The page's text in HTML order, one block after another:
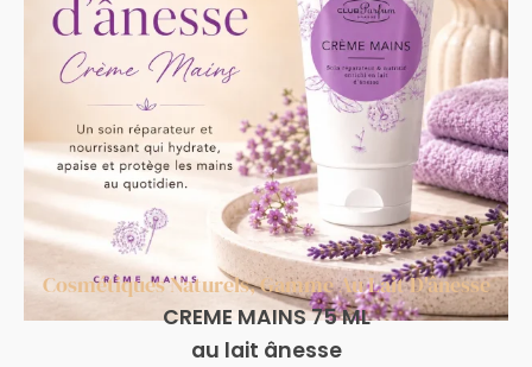
Cosmétiques Naturels,Gamme Au Lait D'ânesse
CREME MAINS 75 ML
au lait ânesse